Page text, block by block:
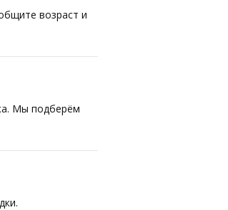
возраст и
Мы подберём